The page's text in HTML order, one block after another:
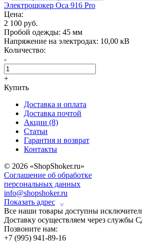
Электрошокер Oса 916 Pro
Цена:
2 100 руб.
Пробой одежды: 45 мм
Напряжение на электродах: 10,00 кВ
Количество:
-
+
Купить
Доставка и оплата
Доставка почтой
Акции (8)
Статьи
Гарантия и возврат
Контакты
© 2026 «ShopShoker.ru»
Соглашение об обработке
персональных данных
info@shopshoker.ru
Показать адрес
˅
Все наши товары доступны
Доставку осуществляем через службы
Позвоните нам:
+7 (995) 941-89-16